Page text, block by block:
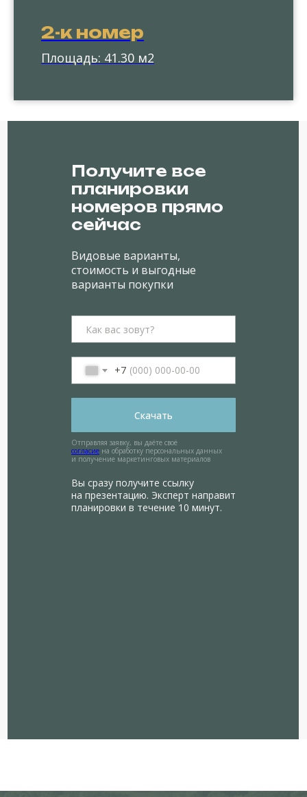
2-к номер
Площадь: 41.30 м2
+7
Скачать
Получите все
планировки
номеров прямо
сейчас
Вы сразу получите ссылку
на презентацию. Эксперт направит
планировки в течение 10 минут.
Видовые варианты,
стоимость и выгодные
варианты покупки
Отправляя заявку, вы даёте своё
согласие на обработку персональных данных
и получение маркетинговых материалов